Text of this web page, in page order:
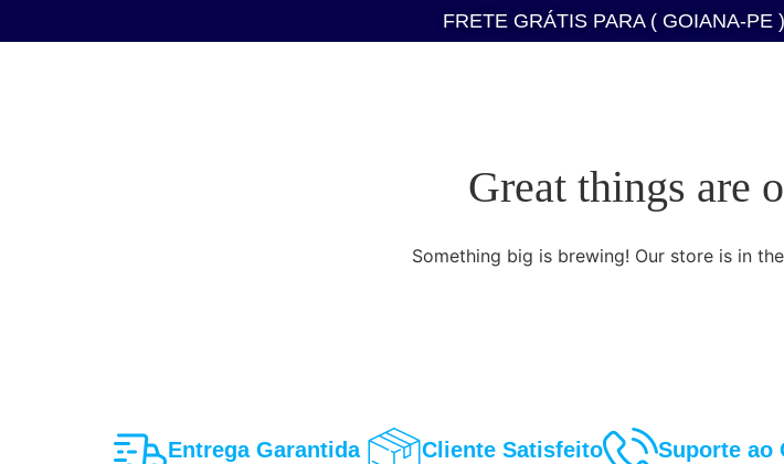
FRETE GRÁTIS PARA ( GOIANA-PE
Great things are
Something big is brewing! Our store is in
Entrega Garantida Cliente Satisfeito Suporte ao